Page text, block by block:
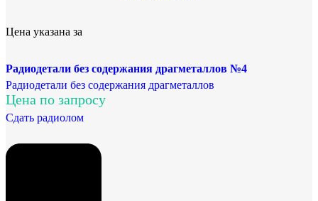
Цена указана за
Радиодетали без содержания драгметаллов №4
Радиодетали без содержания драгметаллов
Цена по запросу
Сдать радиолом